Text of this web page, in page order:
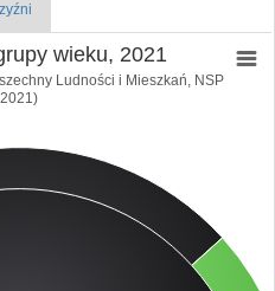
wieku, 2021
Ludności i Mieszkań, NSP
2021)